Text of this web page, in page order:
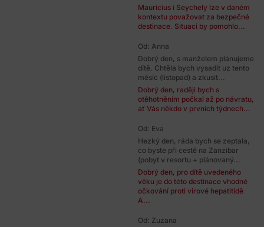
Mauricius i Seychely lze v daném
kontextu považovat za bezpečné
destinace. Situaci by pomohlo...
Od: Anna
Dobrý den, s manželem plánujeme
dítě. Chtěla bych vysadit uz tento
měsíc (listopad) a zkusit...
Dobrý den, raději bych s
otěhotněním počkal až po návratu,
ať Vás někdo v prvních týdnech...
Od: Eva
Hezký den, ráda bych se zeptala,
co byste při cestě na Zanzibar
(pobyt v resortu + plánovaný...
Dobrý den, pro dítě uvedeného
věku je do této destinace vhodné
očkování proti virové hepatitidě
A...
Od: Zuzana